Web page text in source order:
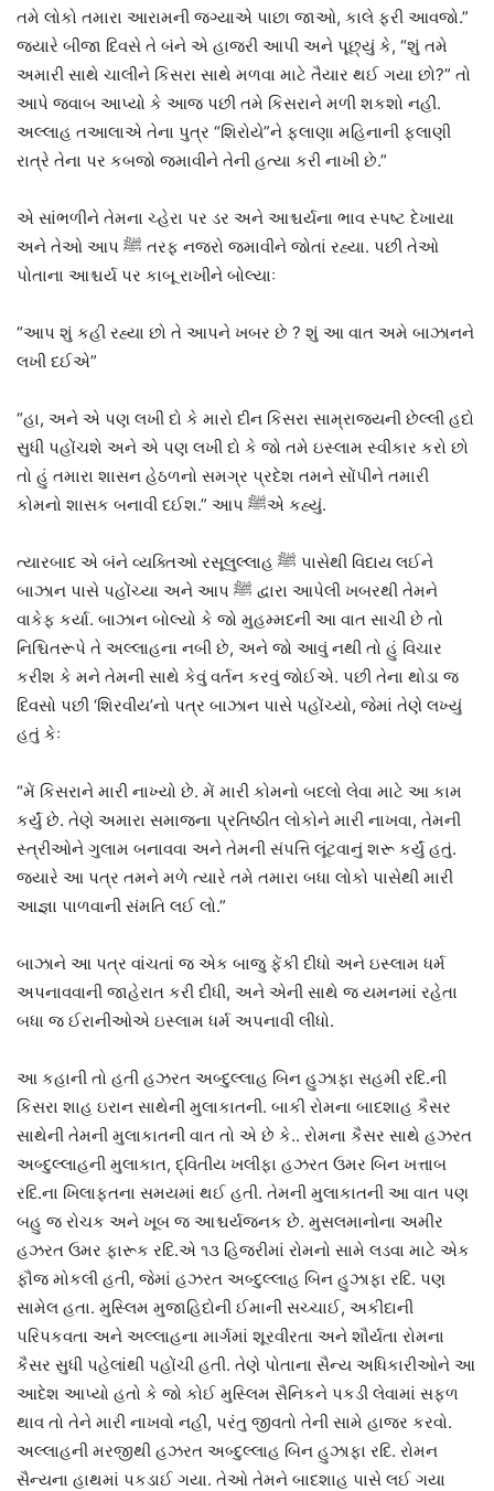
તમે લોકો તમારા આરામની જગ્યાએ પાછા જાઓ, કાલે ફરી આવજો.”
જ્યારે બીજા દિવસે તે બંને એ હાજરી આપી અને પૂછ્યું કે, “શું તમે
અમારી સાથે ચાલીને કિસરા સાથે મળવા માટે તૈયાર થઈ ગયા છો?” તો
આપે જવાબ આપ્યો કે આજ પછી તમે કિસરાને મળી શકશો નહીં.
અલ્લાહ તઆલાએ તેના પુત્ર “શિરોયે”ને ફલાણા મહિનાની ફલાણી
રાત્રે તેના પર કબજો જમાવીને તેની હત્યા કરી નાખી છે.”
એ સાંભળીને તેમના ચ્હેરા પર ડર અને આશ્ચર્યના ભાવ સ્પષ્ટ દેખાયા
અને તેઓ આપ ﷺ તરફ નજરો જમાવીને જોતાં રહ્યા. પછી તેઓ
પોતાના આશ્ચર્ય પર કાબૂ રાખીને બોલ્યાઃ
“આપ શું કહી રહ્યા છો તે આપને ખબર છે ? શું આ વાત અમે બાઝાનને
લખી દઈએ”
“હા, અને એ પણ લખી દો કે મારો દીન કિસરા સામ્રાજ્યની છેલ્લી હદો
સુધી પહોંચશે અને એ પણ લખી દો કે જો તમે ઇસ્લામ સ્વીકાર કરો છો
તો હું તમારા શાસન હેઠળનો સમગ્ર પ્રદેશ તમને સોંપીને તમારી
કોમનો શાસક બનાવી દઈશ.” આપ ﷺએ કહ્યું.
ત્યારબાદ એ બંને વ્યક્તિઓ રસૂલુલ્લાહ ﷺ પાસેથી વિદાય લઈને
બાઝાન પાસે પહોંચ્યા અને આપ ﷺ દ્વારા આપેલી ખબરથી તેમને
વાકેફ કર્યા. બાઝાન બોલ્યો કે જો મુહમ્મદની આ વાત સાચી છે તો
નિશ્ચિતરૂપે તે અલ્લાહના નબી છે, અને જો આવું નથી તો હું વિચાર
કરીશ કે મને તેમની સાથે કેવું વર્તન કરવું જોઈએ. પછી તેના થોડા જ
દિવસો પછી ‘શિરવીય’નો પત્ર બાઝાન પાસે પહોંચ્યો, જેમાં તેણે લખ્યું
હતું કેઃ
“મેં કિસરાને મારી નાખ્યો છે. મેં મારી કોમનો બદલો લેવા માટે આ કામ
કર્યું છે. તેણે અમારા સમાજના પ્રતિષ્ઠીત લોકોને મારી નાખવા, તેમની
સ્ત્રીઓને ગુલામ બનાવવા અને તેમની સંપત્તિ લૂંટવાનું શરૂ કર્યું હતું.
જ્યારે આ પત્ર તમને મળે ત્યારે તમે તમારા બધા લોકો પાસેથી મારી
આજ્ઞા પાળવાની સંમતિ લઈ લો.”
બાઝાને આ પત્ર વાંચતાં જ એક બાજુ ફેંકી દીધો અને ઇસ્લામ ધર્મ
અપનાવવાની જાહેરાત કરી દીધી, અને એની સાથે જ યમનમાં રહેતા
બધા જ ઈરાનીઓએ ઇસ્લામ ધર્મ અપનાવી લીધો.
આ કહાની તો હતી હઝરત અબ્દુલ્લાહ બિન હુઝાફા સહમી રદિ.ની
કિસરા શાહ ઇરાન સાથેની મુલાકાતની. બાકી રોમના બાદશાહ કૈસર
સાથેની તેમની મુલાકાતની વાત તો એ છે કે.. રોમના કૈસર સાથે હઝરત
અબ્દુલ્લાહની મુલાકાત, દ્વિતીય ખલીફા હઝરત ઉમર બિન ખત્તાબ
રદિ.ના ખિલાફતના સમયમાં થઈ હતી. તેમની મુલાકાતની આ વાત પણ
બહુ જ રોચક અને ખૂબ જ આશ્ચર્યજનક છે. મુસલમાનોના અમીર
હઝરત ઉમર ફારૂક રદિ.એ ૧૩ હિજરીમાં રોમનો સામે લડવા માટે એક
ફૌજ મોકલી હતી, જેમાં હઝરત અબ્દુલ્લાહ બિન હુઝાફા રદિ. પણ
સામેલ હતા. મુસ્લિમ મુજાહિદોની ઈમાની સચ્ચાઈ, અકીદાની
પરિપકવતા અને અલ્લાહના માર્ગમાં શૂરવીરતા અને શૌર્યતા રોમના
કૈસર સુધી પહેલાંથી પહોંચી હતી. તેણે પોતાના સૈન્ય અધિકારીઓને આ
આદેશ આપ્યો હતો કે જો કોઈ મુસ્લિમ સૈનિકને પકડી લેવામાં સફળ
થાવ તો તેને મારી નાખવો નહીં, પરંતુ જીવતો તેની સામે હાજર કરવો.
અલ્લાહની મરજીથી હઝરત અબ્દુલ્લાહ બિન હુઝાફા રદિ. રોમન
સૈન્યના હાથમાં પકડાઈ ગયા. તેઓ તેમને બાદશાહ પાસે લઈ ગયા